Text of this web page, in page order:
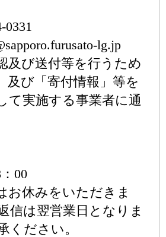
0331
lg.jp
及び送付等を行うため
及び「寄付情報」等を
て実施する事業者に通
00
お休みをいただきま
信は翌営業日となりま
ください。